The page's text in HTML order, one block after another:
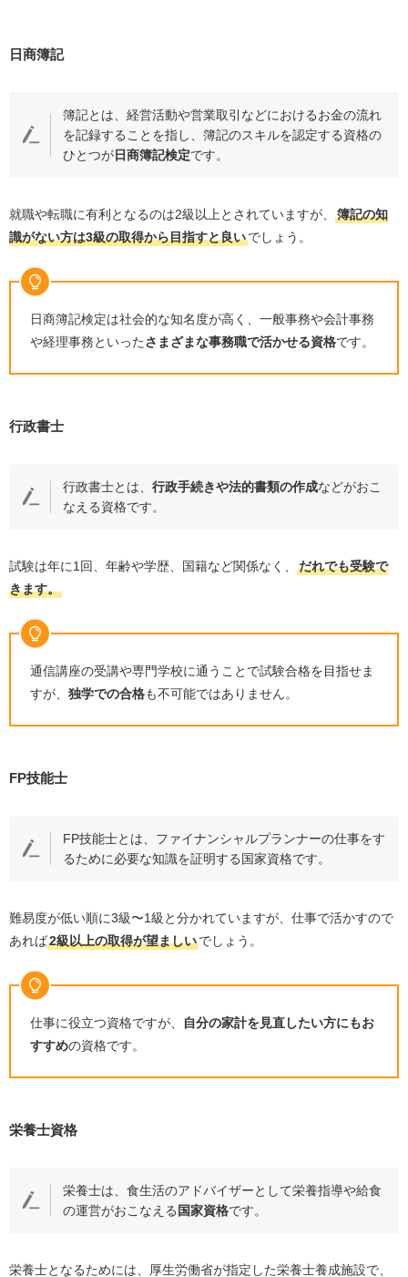
日商簿記
簿記とは、経営活動や営業取引などにおけるお金の流れ
を記録することを指し、簿記のスキルを認定する資格の
ひとつが日商簿記検定です。
就職や転職に有利となるのは2級以上とされていますが、
簿記の知
識がない方は3級の取得から目指すと良いでしょう。
日商簿記検定は社会的な知名度が高く、一般事務や会計事務
や経理事務といったさまざまな事務職で活かせる資格です。
行政書士
行政書士とは、行政手続きや法的書類の作成などがおこ
なえる資格です。
試験は年に1 回、年齢や学歴、国籍など関係なく、
だれでも受験で
きます。
通信講座の受講や専門学校に通うことで試験合格を目指せま
すが、 独学での合格も不可能ではありません。
FP技能士
FP技能士とは、ファイナンシャルプランナーの仕事をす
るために必要な知識を証明する国家資格です。
難易度が低い順に3級〜1級と分かれていますが、仕事で活かすので
あれば2級以上の取得が望ましいでしょう。
仕事に役立つ資格ですが、
自分の家計を見直したい方にもお
すすめの資格です。
栄養士資格
栄養士は、食生活のアドバイザーとして栄養指導や給食
の運営がおこなえる 国家資格です。
栄養士となるためには、厚生労働省が指定した栄養士養成施設で、